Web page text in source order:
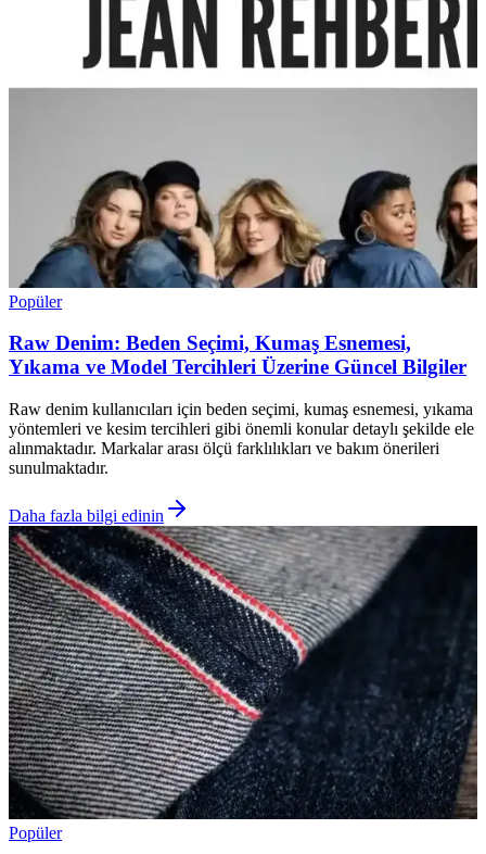
Popüler
Raw Denim: Beden Seçimi, Kumaş Esnemesi,
Yıkama ve Model Tercihleri Üzerine Güncel Bilgiler
Raw denim kullanıcıları için beden seçimi, kumaş esnemesi, yıkama
yöntemleri ve kesim tercihleri gibi önemli konular detaylı şekilde ele
alınmaktadır. Markalar arası ölçü farklılıkları ve bakım önerileri
sunulmaktadır.
Daha fazla bilgi edinin
Popüler